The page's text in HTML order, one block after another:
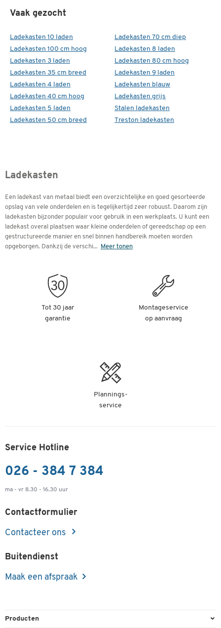
Vaak gezocht
Ladekasten 10 laden
Ladekasten 100 cm hoog
Ladekasten 3 laden
Ladekasten 35 cm breed
Ladekasten 4 laden
Ladekasten 40 cm hoog
Ladekasten 5 laden
Ladekasten 50 cm breed
Ladekasten 70 cm diep
Ladekasten 8 laden
Ladekasten 80 cm hoog
Ladekasten 9 laden
Ladekasten blauw
Ladekasten grijs
Stalen ladekasten
Treston ladekasten
Ladekasten
Een ladekast van metaal biedt een overzichtelijke en goed gesorteerde
opslag van vele onderdelen en is tegelijkertijd zeer robuust. Daarom zijn
ladekasten bijzonder populair voor gebruik in een werkplaats. U kunt een
ladekast overal plaatsen waar kleine onderdelen of gereedschap op een
gestructureerde manier en snel binnen handbereik moeten worden
opgeborgen. Dankzij de verschi... Meer tonen
Tot 30 jaar
garantie
Montageservice
op aanvraag
Plannings-
service
Service Hotline
026 - 384 7 384
ma - vr 8.30 - 16.30 uur
Contactformulier
Contacteer ons
Buitendienst
Maak een afspraak
Producten